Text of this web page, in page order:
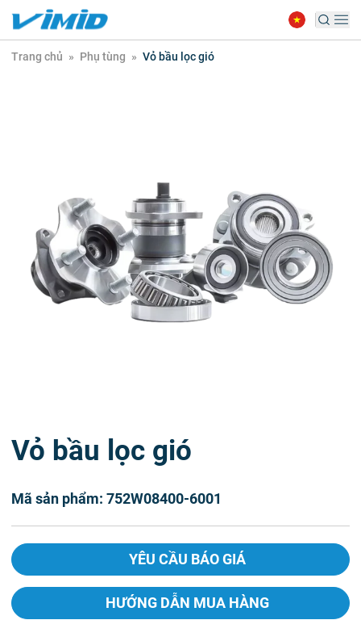
Trang chủ » Phụ tùng » Vỏ bầu lọc gió
Vỏ bầu lọc gió
Mã sản phẩm: 752W08400-6001
YÊU CẦU BÁO GIÁ
HƯỚNG DẪN MUA HÀNG